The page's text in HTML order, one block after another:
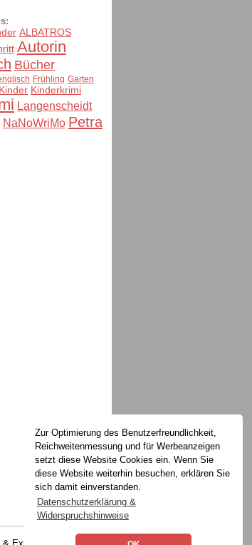
Zur Optimierung des Benutzerfreundlichkeit,
Reichweitenmessung und für Werbeanzeigen
setzt diese Website Cookies ein. Wenn Sie
diese Website weiterhin besuchen, erklären Sie
sich damit einverstanden.
Datenschutzerklärung &
Widerspruchshinweise
ALBATROS
Autorin
Bücher
Frühling Garten
Kinder Kinderkrimi
Langenscheidt
NaNoWriMo Petra